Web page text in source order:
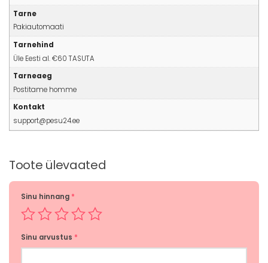
Tarne
Pakiautomaati
Tarnehind
Üle Eesti al. €60 TASUTA
Tarneaeg
Postitame homme
Kontakt
support@pesu24.ee
Toote ülevaated
Sinu hinnang *
Sinu arvustus *